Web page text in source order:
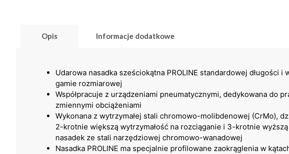
Opis Informacje dodatkowe
Udarowa nasadka sześciokątna PROLINE standardowej długości
gamie rozmiarowej
Współpracuje z urządzeniami pneumatycznymi, dedykowana do
zmiennymi obciążeniami
Wykonana z wytrzymałej stali chromowo-molibdenowej (CrMo),
2-krotnie większą wytrzymałość na rozciąganie i 3-krotnie
nasadek ze stali narzędziowej chromowo-wanadowej
Nasadka PROLINE ma specjalnie profilowane zaokrąglenia w